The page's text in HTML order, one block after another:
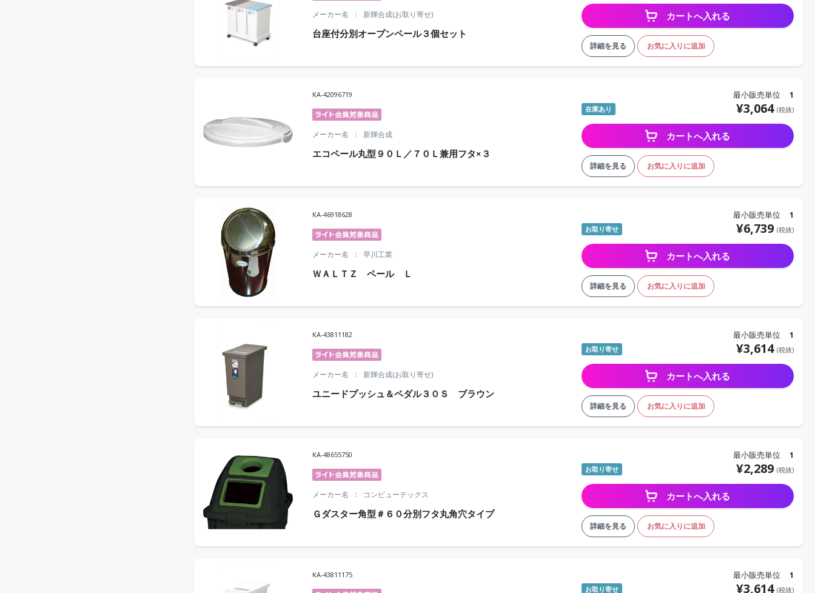
台座付分別オープンペール３個セット
メーカー名 新輝合成(お取り寄せ) カートへ入れる
詳細を見る お気に入りに追加
KA-42096719
エコペール丸型９０Ｌ／７０Ｌ兼用フタ×３
メーカー名 新輝合成
最小販売単位 1
在庫あり ¥3,064 (税抜)
カートへ入れる
詳細を見る お気に入りに追加
KA-46918628
ＷＡＬＴＺ ペール Ｌ
メーカー名 早川工業
最小販売単位 1
お取り寄せ ¥6,739 (税抜)
カートへ入れる
詳細を見る お気に入りに追加
KA-43811182
ユニードプッシュ＆ペダル３０Ｓ ブラウン
メーカー名 新輝合成(お取り寄せ)
最小販売単位 1
お取り寄せ ¥3,614 (税抜)
カートへ入れる
詳細を見る お気に入りに追加
KA-48655750
Ｇダスター角型＃６０分別フタ丸角穴タイプ
メーカー名 コンピューテックス
最小販売単位 1
お取り寄せ ¥2,289 (税抜)
カートへ入れる
詳細を見る お気に入りに追加
KA-43811175 最小販売単位 1
お取り寄せ ¥3,614 (税抜)